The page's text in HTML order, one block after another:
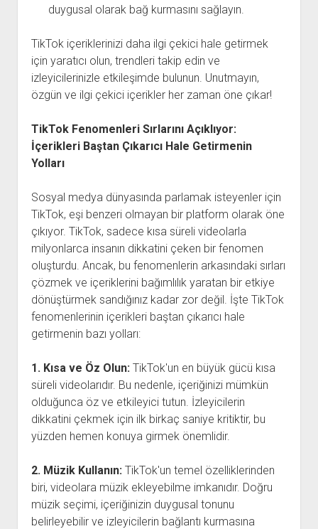
duygusal olarak bağ kurmasını sağlayın.
TikTok içeriklerinizi daha ilgi çekici hale getirmek
için yaratıcı olun, trendleri takip edin ve
izleyicilerinizle etkileşimde bulunun. Unutmayın,
özgün ve ilgi çekici içerikler her zaman öne çıkar!
TikTok Fenomenleri Sırlarını Açıklıyor:
İçerikleri Baştan Çıkarıcı Hale Getirmenin
Yolları
Sosyal medya dünyasında parlamak isteyenler için
TikTok, eşi benzeri olmayan bir platform olarak öne
çıkıyor. TikTok, sadece kısa süreli videolarla
milyonlarca insanın dikkatini çeken bir fenomen
oluşturdu. Ancak, bu fenomenlerin arkasındaki sırları
çözmek ve içeriklerini bağımlılık yaratan bir etkiye
dönüştürmek sandığınız kadar zor değil. İşte TikTok
fenomenlerinin içerikleri baştan çıkarıcı hale
getirmenin bazı yolları:
1. Kısa ve Öz Olun:TikTok'un en büyük gücü kısa
süreli videolarıdır. Bu nedenle, içeriğinizi mümkün
olduğunca öz ve etkileyici tutun. İzleyicilerin
dikkatini çekmek için ilk birkaç saniye kritiktir, bu
yüzden hemen konuya girmek önemlidir.
2. Müzik Kullanın:TikTok'un temel özelliklerinden
biri, videolara müzik ekleyebilme imkanıdır. Doğru
müzik seçimi, içeriğinizin duygusal tonunu
belirleyebilir ve izleyicilerin bağlantı kurmasına